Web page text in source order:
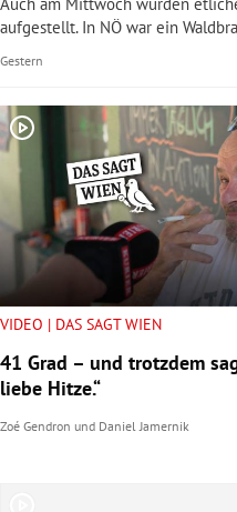
aufgestellt. In NÖ war ein
Gestern
VIDEO | DAS SAGT WIEN
41 Grad – und trotzdem
liebe Hitze.“
Zoé Gendron und Daniel Jamernik